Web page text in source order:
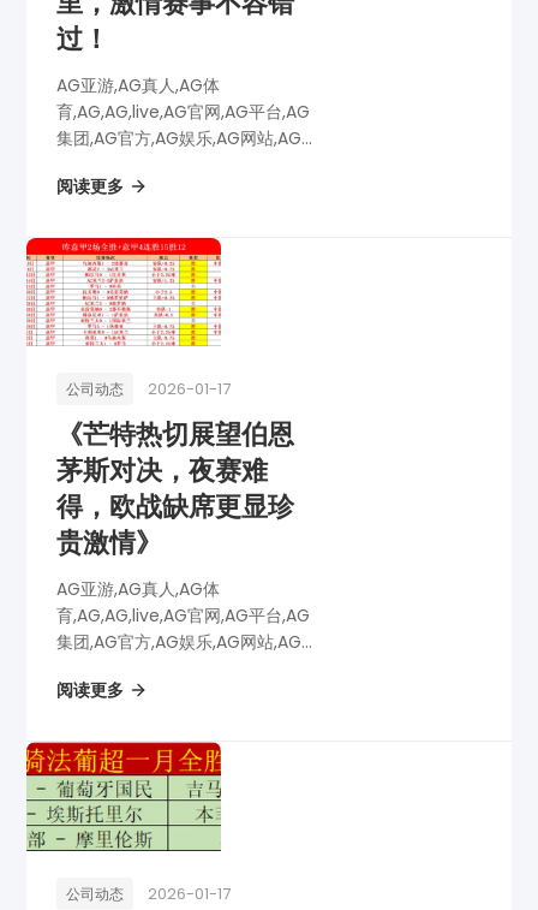
过！
AG亚游,AG真人,AG体
育,AG,AG,live,AG官网,AG平台,AG
集团,AG官方,AG娱乐,AG网站,AG
博彩,AG电子,热那亚火力全开，连
VS卡利亚里，激情赛...
阅读更多
公司动态 2026-01-17
《芒特热切展望伯恩
茅斯对决，夜赛难
得，欧战缺席更显珍
贵激情》
AG亚游,AG真人,AG体
育,AG,AG,live,AG官网,AG平台,AG
集团,AG官方,AG娱乐,AG网站,AG
博彩,AG电子,《芒特热切展望伯恩
显珍贵激情》
阅读更多
公司动态 2026-01-17